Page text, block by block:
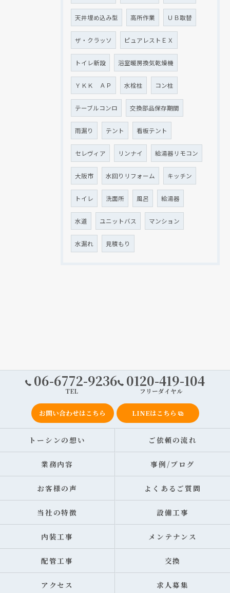
天井埋め込み型 高所作業 ＵＢ取替
ザ・クラッソ ピュアレストＥＸ
トイレ新設 浴室暖房換気乾燥機
ＹＫＫ ＡＰ 水栓柱 コン柱
テーブルコンロ 交換部品保存期間
雨漏り テント 看板テント
セレヴィア リンナイ 給湯器リモコン
大阪市 水回りリフォーム キッチン
トイレ 洗面所 風呂 給湯器
水道 ユニットバス マンション
水漏れ 見積もり
06-6772-9236
TEL
0120-419-104
フリーダイヤル
お問い合わせはこちら LINEはこちら
トーシンの想い ご依頼の流れ
業務内容 事例/ブログ
お客様の声 よくあるご質問
当社の特徴 設備工事
内装工事 メンテナンス
配管工事 交換
アクセス 求人募集